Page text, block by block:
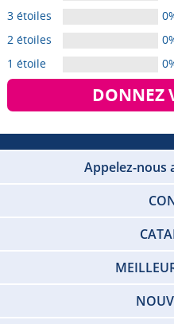
3 étoiles
2 étoiles
1 étoile
DONNEZ
Appelez-nous